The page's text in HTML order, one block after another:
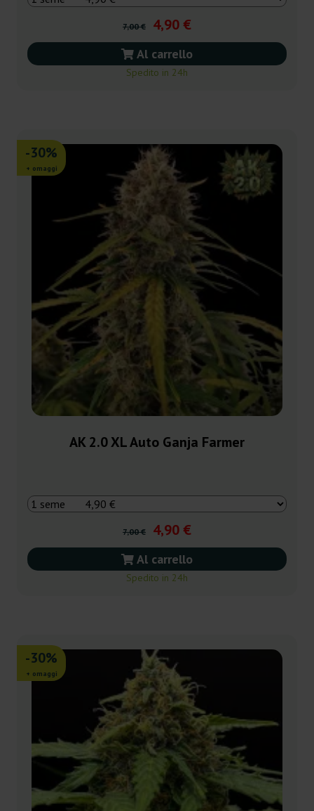
7,00 € 4,90 €
Al carrello
Spedito in 24h
-30%
+ omaggi
AK 2.0 XL Auto Ganja Farmer
7,00 € 4,90 €
Al carrello
Spedito in 24h
-30%
+ omaggi